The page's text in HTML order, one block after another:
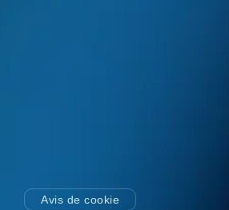
Avis de cookie